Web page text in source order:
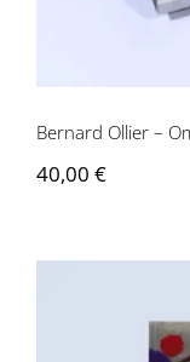
Bernard Ollier –
40,00 €